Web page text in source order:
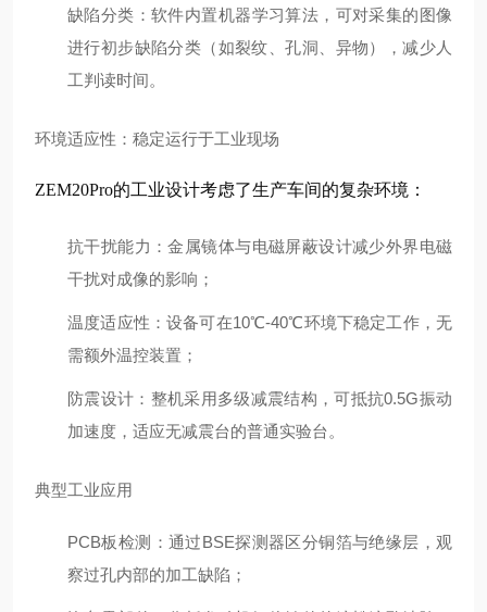
缺陷分类 ：软件内置机器学习算法，可对采集的图像
进行初步缺陷分类（如裂纹、孔洞、异物），减少人
工判读时间。
环境适应性：稳定运行于工业现场
ZEM20Pro的工业设计考虑了生产车间的复杂环境：
抗干扰能力 ：金属镜体与电磁屏蔽设计减少外界电磁
干扰对成像的影响；
温度适应性 ：设备可在10℃-40℃环境下稳定工作，无
需额外温控装置；
防震设计 ：整机采用多级减震结构，可抵抗0.5G振动
加速度，适应无减震台的普通实验台。
典型工业应用
PCB板检测 ：通过BSE探测器区分铜箔与绝缘层，观
察过孔内部的加工缺陷；